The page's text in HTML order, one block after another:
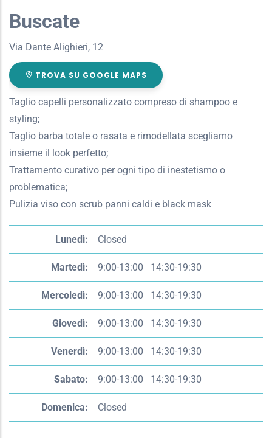
Buscate
Via Dante Alighieri, 12
TROVA SU GOOGLE MAPS
Taglio capelli personalizzato compreso di shampoo e
styling;
Taglio barba totale o rasata e rimodellata scegliamo
insieme il look perfetto;
Trattamento curativo per ogni tipo di inestetismo o
problematica;
Pulizia viso con scrub panni caldi e black mask
slot
Lunedì: Closed
Martedì: 9:00-13:00 14:30-19:30
Mercoledì: 9:00-13:00 14:30-19:30
Giovedì: 9:00-13:00 14:30-19:30
Venerdì: 9:00-13:00 14:30-19:30
Sabato: 9:00-13:00 14:30-19:30
Domenica: Closed